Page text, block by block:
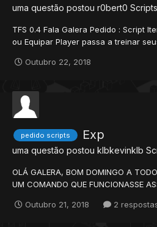
uma questão postou r0bert0 Scripts
TFS 0.4 Fala Galera Pedido : Script
ou Equipar Player passa a treinar
Tempo determinado No Forum
Outubro 22, 2018
pedido scripts Exp
uma questão postou klbkevinklb
OLÁ GALERA, BOM DOMINGO A
UM COMANDO QUE FUNCIONASSE
ELE AUMENTASSE 20% A EXP QUE
Outubro 21, 2018 2